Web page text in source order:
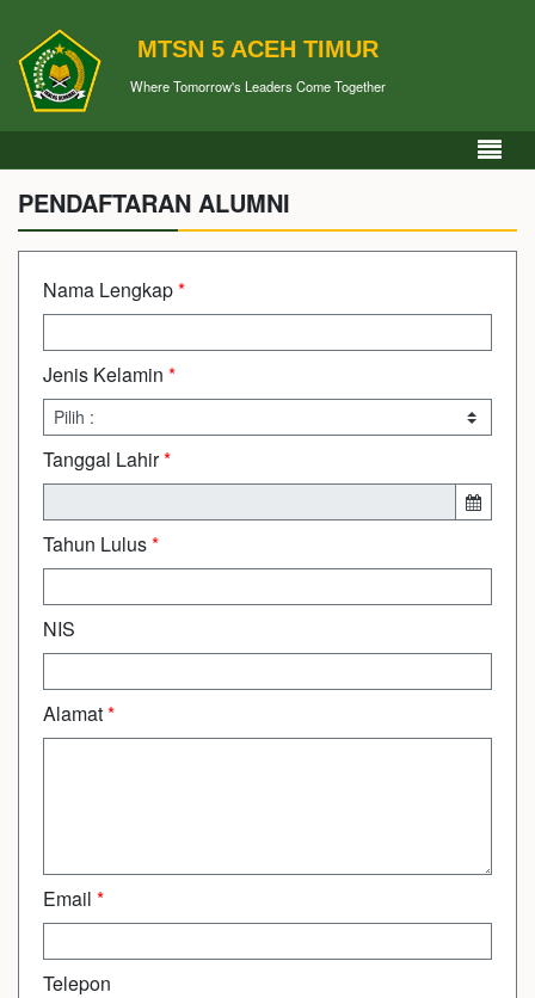
MTSN 5 ACEH TIMUR
Where Tomorrow's Leaders Come Together
PENDAFTARAN ALUMNI
Nama Lengkap*
Jenis Kelamin *
Tanggal Lahir*
Tahun Lulus*
NIS
Alamat*
Email *
Telepon